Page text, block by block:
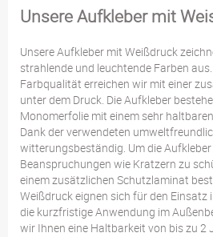
Unsere Aufkleber mit
Unsere Aufkleber mit Weißdruck
strahlende und leuchtende Farben
Farbqualität erreichen wir mit einer
unter dem Druck. Die Aufkleber
Monomerfolie mit einem sehr
Dank der verwendeten
witterungsbeständig. Um die
Beanspruchungen wie Kratzern zu
einem zusätzlichen Schutzlaminat
Weißdruck eignen sich für den
die kurzfristige Anwendung im
wir Ihnen eine Haltbarkeit von bis zu 2